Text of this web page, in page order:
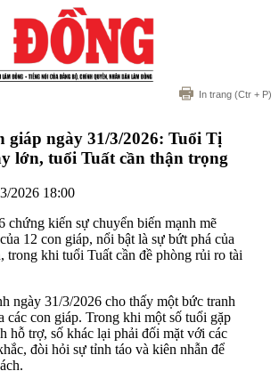
In trang (Ctr + P)
giáp ngày 31/3/2026: Tuổi Tị
lớn, tuổi Tuất cần thận trọng
2026 18:00
chứng kiến sự chuyển biến mạnh mẽ
12 con giáp, nổi bật là sự bứt phá của
trong khi tuổi Tuất cần đề phòng rủi ro tài
ngày 31/3/2026 cho thấy một bức tranh
các con giáp. Trong khi một số tuổi gặp
hỗ trợ, số khác lại phải đối mặt với các
đòi hỏi sự tỉnh táo và kiên nhẫn để